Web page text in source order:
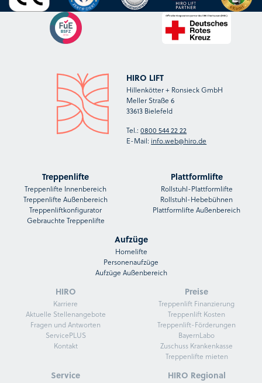
HIRO LIFT
Hillenkötter + Ronsieck GmbH
Meller Straße 6
33613 Bielefeld
Tel.:0800 544 22 22
E-Mail: info.web@hiro.de
Treppenlifte
Treppenlifte Innenbereich
Treppenlifte Außenbereich
Treppenliftkonfigurator
Gebrauchte Treppenlifte
Plattformlifte
Rollstuhl-Plattformlifte
Rollstuhl-Hebebühnen
Plattformlifte Außenbereich
Aufzüge
Homelifte
Personenaufzüge
Aufzüge Außenbereich
HIRO
Karriere
Aktuelle Stellenangebote
Fragen und Antworten
ServicePLUS
Kontakt
Preise
Treppenlift Finanzierung
Treppenlift Kosten
Treppenlift-Förderungen
BayernLabo
Zuschuss Krankenkasse
Treppenlifte mieten
Service HIRO Regional